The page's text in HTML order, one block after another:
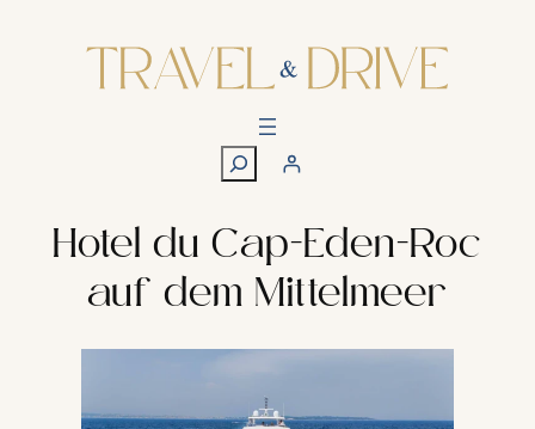
u
h
e
n
Hotel du Cap-Eden-Roc
auf dem Mittelmeer